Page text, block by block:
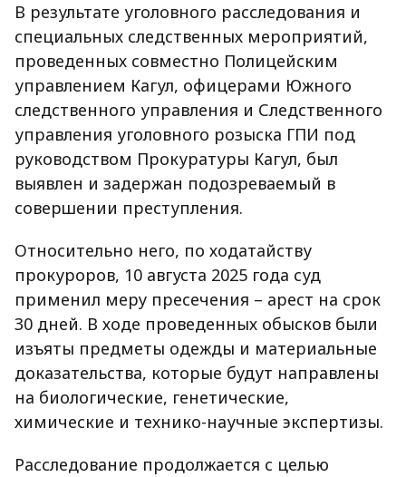
В результате уголовного расследования и
специальных следственных мероприятий,
проведенных совместно Полицейским
управлением Кагул, офицерами Южного
следственного управления и Следственного
управления уголовного розыска ГПИ под
руководством Прокуратуры Кагул, был
выявлен и задержан подозреваемый в
совершении преступления.
Относительно него, по ходатайству
прокуроров, 10 августа 2025 года суд
применил меру пресечения – арест на срок
30 дней. В ходе проведенных обысков были
изъяты предметы одежды и материальные
доказательства, которые будут направлены
на биологические, генетические,
химические и технико-научные экспертизы.
Расследование продолжается с целью